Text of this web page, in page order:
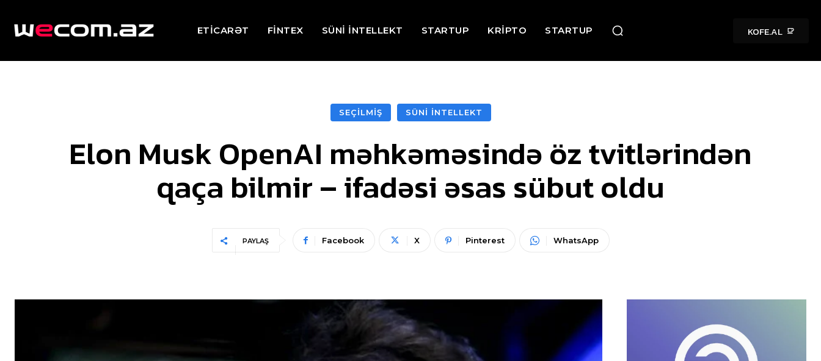
ETİCARƏT FİNTEX SÜNİ İNTELLEKT STARTUP KRİPTO STARTUP KOFE.AL
SEÇİLMİŞ SÜNİ İNTELLEKT
Elon Musk OpenAI məhkəməsində öz tvitlərindən
qaça bilmir – ifadəsi əsas sübut oldu
PAYLAŞ Facebook X Pinterest WhatsApp